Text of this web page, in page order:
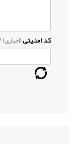
کد امنیتی(اجباری)